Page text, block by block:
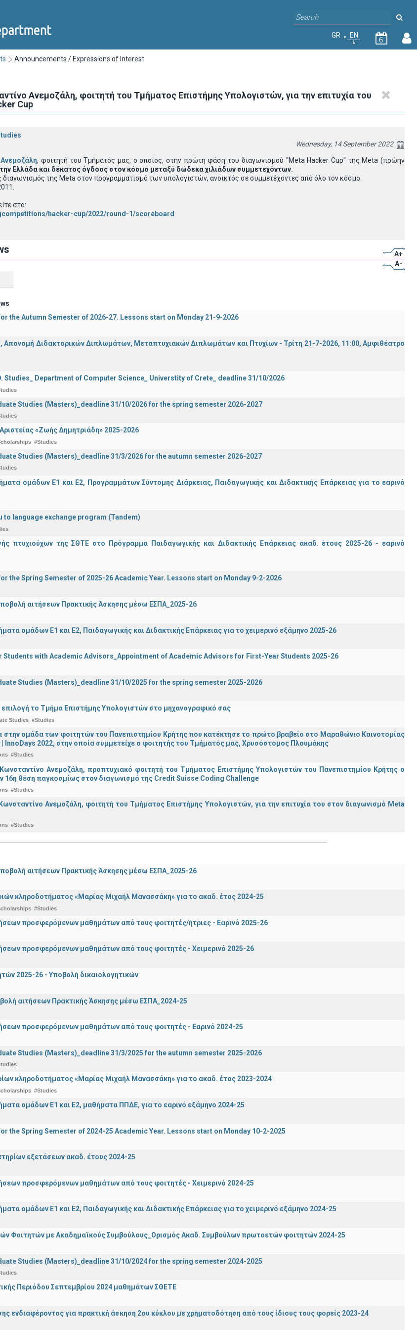
GR EN
6
Announcements / Expressions of Interest
Ανεμοζάλη, φοιτητή του Τμήματος Επιστήμης Υπολογιστών, για την επιτυχία του
Cup
Wednesday, 14 September 2022
, φοιτητή του Τμήματός μας, ο οποίος, στην πρώτη φάση του διαγωνισμού "Meta Hacker Cup" της Meta (πρώην
Ελλάδα και δέκατος όγδοος στον κόσμο μεταξύ δώδεκα χιλιάδων συμμετεχόντων.
διαγωνισμός της Meta στον προγραμματισμό των υπολογιστών, ανοικτός σε συμμετέχοντες από όλο τον κόσμο.
στο:
hacker-cup/2022/round-1/scoreboard
A+
A-
the Autumn Semester of 2026-27. Lessons start on Monday 21-9-2026
Απονομή Διδακτορικών Διπλωμάτων, Μεταπτυχιακών Διπλωμάτων και Πτυχίων - Τρίτη 21-7-2026, 11:00, Αμφιθέατρο
Studies_ Department of Computer Science_ Universtity of Crete_ deadline 31/10/2026
Studies (Masters)_deadline 31/10/2026 for the spring semester 2026-2027
«Ζωής Δημητριάδη» 2025-2026
#Studies
Studies (Masters)_deadline 31/3/2026 for the autumn semester 2026-2027
ομάδων Ε1 και Ε2, Προγραμμάτων Σύντομης Διάρκειας, Παιδαγωγικής και Διδακτικής Επάρκειας για το εαρινό
to language exchange program (Tandem)
πτυχιούχων της ΣΘΤΕ στο Πρόγραμμα Παιδαγωγικής και Διδακτικής Επάρκειας ακαδ. έτους 2025-26 - εαρινό
the Spring Semester of 2025-26 Academic Year. Lessons start on Monday 9-2-2026
αιτήσεων Πρακτικής Άσκησης μέσω ΕΣΠΑ_2025-26
ομάδων Ε1 και Ε2, Παιδαγωγικής και Διδακτικής Επάρκειας για το χειμερινό εξάμηνο 2025-26
Students with Academic Advisors_Appointment of Academic Advisors for First-Year Students 2025-26
Studies (Masters)_deadline 31/10/2025 for the spring semester 2025-2026
επιλογή το Τμήμα Επιστήμης Υπολογιστών στο μηχανογραφικό σας
Studies #Studies
στην ομάδα των φοιτητών του Πανεπιστημίου Κρήτης που κατέκτησε το πρώτο βραβείο στο Μαραθώνιο Καινοτομίας
| InnoDays 2022, στην οποία συμμετείχε ο φοιτητής του Τμήματός μας, Χρυσόστομος Πλουμάκης
#Studies
Ανεμοζάλη, προπτυχιακό φοιτητή του Τμήματος Επιστήμης Υπολογιστών του Πανεπιστημίου Κρήτης ο
16η θέση παγκοσμίως στον διαγωνισμό της Credit Suisse Coding Challenge
#Studies
Ανεμοζάλη, φοιτητή του Τμήματος Επιστήμης Υπολογιστών, για την επιτυχία του στον διαγωνισμό Meta
#Studies
αιτήσεων Πρακτικής Άσκησης μέσω ΕΣΠΑ_2025-26
κληροδοτήματος «Μαρίας Μιχαήλ Μανασσάκη» για το ακαδ. έτος 2024-25
#Studies
προσφερόμενων μαθημάτων από τους φοιτητές/ήτριες - Εαρινό 2025-26
προσφερόμενων μαθημάτων από τους φοιτητές - Χειμερινό 2025-26
2025-26 - Υποβολή δικαιολογητικών
αιτήσεων Πρακτικής Άσκησης μέσω ΕΣΠΑ_2024-25
προσφερόμενων μαθημάτων από τους φοιτητές - Εαρινό 2024-25
Studies (Masters)_deadline 31/3/2025 for the autumn semester 2025-2026
κληροδοτήματος «Μαρίας Μιχαήλ Μανασσάκη» για το ακαδ. έτος 2023-2024
#Studies
ομάδων Ε1 και Ε2, μαθήματα ΠΠΔΕ, για το εαρινό εξάμηνο 2024-25
the Spring Semester of 2024-25 Academic Year. Lessons start on Monday 10-2-2025
εξετάσεων ακαδ. έτους 2024-25
προσφερόμενων μαθημάτων από τους φοιτητές - Χειμερινό 2024-25
ομάδων Ε1 και Ε2, Παιδαγωγικής και Διδακτικής Επάρκειας για το χειμερινό εξάμηνο 2024-25
Φοιτητών με Ακαδημαϊκούς Συμβούλους_Ορισμός Ακαδ. Συμβούλων πρωτοετών φοιτητών 2024-25
Studies (Masters)_deadline 31/10/2024 for the spring semester 2024-2025
Περιόδου Σεπτεμβρίου 2024 μαθημάτων ΣΘΕΤΕ
ενδιαφέροντος για πρακτική άσκηση 2ου κύκλου με χρηματοδότηση από τους ίδιους τους φορείς 2023-24